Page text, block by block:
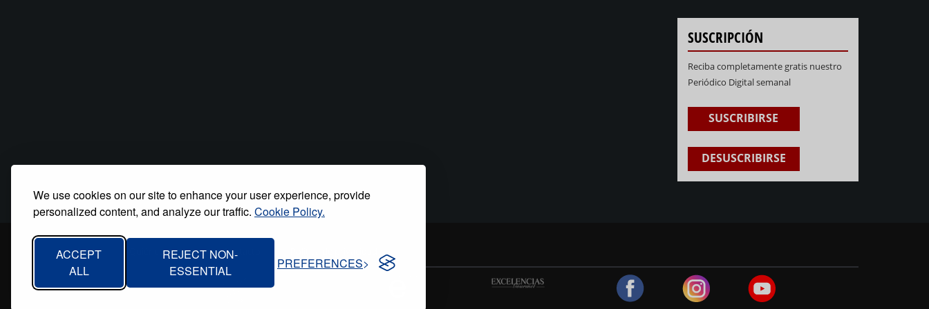
We use cookies on our site to enhance your user experience, provide
personalized content, and analyze our traffic. Cookie Policy.
ACCEPT
ALL
REJECT NON-
ESSENTIAL
PREFERENCES
SUSCRIPCIÓN
Reciba completamente gratis nuestro
Periódico Digital semanal
SUSCRIBIRSE
DESUSCRIBIRSE
Footer
menu
Inicio Quiénes somos Contacto